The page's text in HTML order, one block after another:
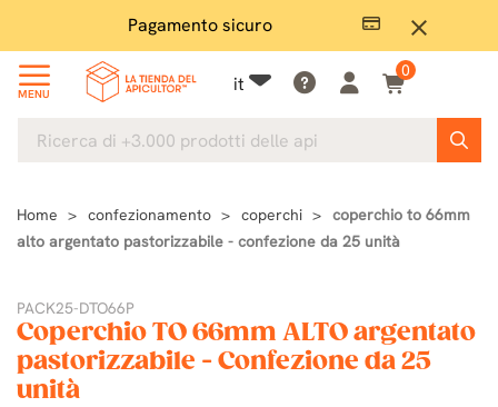
close
Pagamento sicuro
MENU it
0
Home confezionamento coperchi
coperchio to 66mm
alto argentato pastorizzabile - confezione da 25 unità
PACK25-DTO66P
Coperchio TO 66mm ALTO argentato
pastorizzabile - Confezione da 25
unità